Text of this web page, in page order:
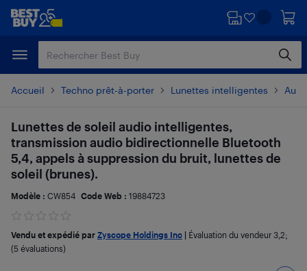
Passer
principal
Passer
Accueil Techno prêt-à-porter Lunettes intelligentes
Lunettes de soleil audio intelligentes,
transmission audio bidirectionnelle Bluetooth
5,4, appels à suppression du bruit, lunettes de
soleil (brunes).
Modèle : CW854 Code Web : 19884723
Vendu et expédié par Zyscope Holdings Inc Évaluation du vendeur 3,2;
(5 évaluations)